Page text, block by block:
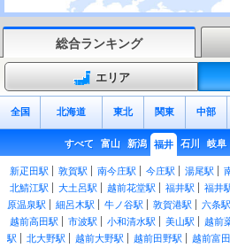
総合ランキング
エリア
全国 北海道 東北 関東 中部
すべて 富山 新潟 福井 石川 岐阜
新疋田駅 敦賀駅 南今庄駅 今庄駅 湯尾駅
北鯖江駅
大土呂駅 越前花堂駅 福井駅 福井
原温泉駅
細呂木駅 牛ノ谷駅 敦賀港駅 六条駅
越前高田駅
市波駅 小和清水駅 美山駅 越前
駅
北大野駅 越前大野駅 越前田野駅 越前富